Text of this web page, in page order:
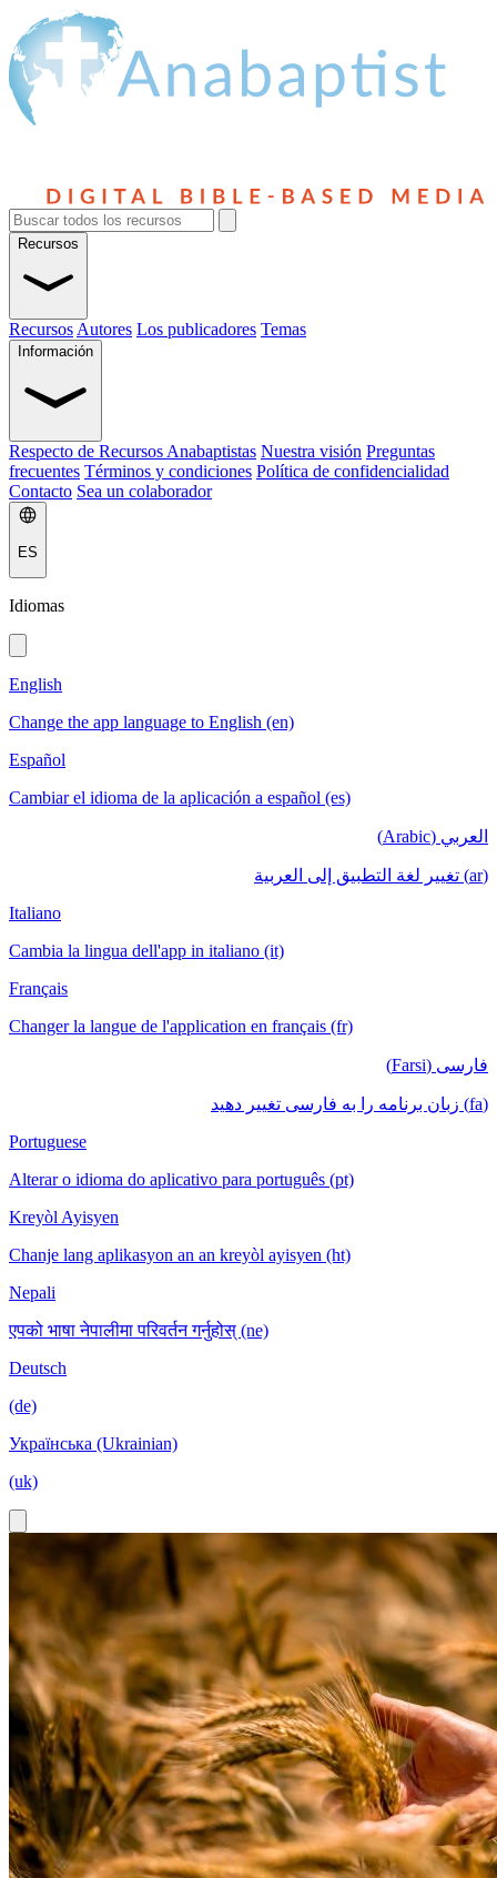
Recursos
Recursos Autores Los publicadores Temas
Información
Respecto de Recursos Anabaptistas Nuestra visión Preguntas
frecuentes Términos y condiciones Política de confidencialidad
Contacto Sea un colaborador
ES
Idiomas
English
Change the app language to English (en)
Español
Cambiar el idioma de la aplicación a español (es)
العربي (Arabic)
(ar) تغيير لغة التطبيق إلى العربية
Italiano
Cambia la lingua dell'app in italiano (it)
Français
Changer la langue de l'application en français (fr)
فارسی (Farsi)
(fa) زبان برنامه را به فارسی تغییر دهید
Portuguese
Alterar o idioma do aplicativo para português (pt)
Kreyòl Ayisyen
Chanje lang aplikasyon an an kreyòl ayisyen (ht)
Nepali
एपको भाषा नेपालीमा परिवर्तन गर्नुहोस् (ne)
Deutsch
(de)
Українська (Ukrainian)
(uk)